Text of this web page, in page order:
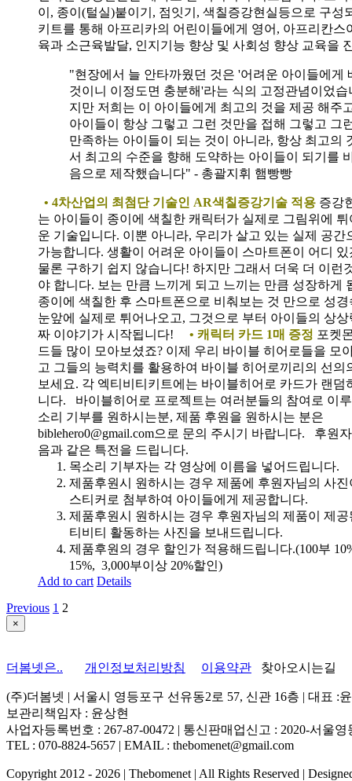
이, 종이(털실)붙이기, 점잇기, 색칠증강현실등으로 구성
키트를 통해 아프리카의 어린이들에게 영어, 아프리칸스
육과 소근육발달, 인지기능 향상 및 사회성 향상 교육을
"현장에서 늘 안타까웠던 것은 '어려운 아이들에게
것이니 이정도면 충분해'라는 식의 고정관념이었습
지만 저희는 이 아이들에게 최고의 것을 제공 해주
아이들이 항상 그렇고 그런 것만을 접해 그렇고 그
만족하는 아이들이 되는 것이 아니라, 항상 최고의
서 최고의 수준을 향해 도약하는 아이들이 되기를
음으로 제작했습니다" - 총괄지휘 햄빵빵
• 4차산업의 최첨단 기술인 AR색칠증강기술 적용 증강
는 아이들이 종이에 색칠한 캐릭터가 실제로 그림위에
운 기술입니다. 이뿐 아니라, 우리가 살고 있는 실제 공간
가능합니다. 생활이 어려운 아이들이 스마트폰이 어디 있
물론 구하기 쉽지 않습니다! 하지만 그래서 더욱 더 이런
야 합니다. 보는 만큼 느끼게 되고 느끼는 만큼 성장하게
종이에 색칠한 후 스마트폰으로 비춰보는 것 만으로 성
눈앞에 실제로 튀어나오고, 그것으로 부터 아이들의 상
짜 이야기가 시작됩니다! • 캐릭터 카드 1매 증정 포켓
드들 많이 모아보셨죠? 이제 우리 바이블 히어로들을 모
고 그들의 능력치를 활용하여 바이블 히어로끼리의 선의
보세요. 각 엑티비티키트에는 바이블히어로 카드가 랜덤
니다. 바이블히어로 프로젝트는 여러분들의 참여로 이
소리 기부를 원하시는분, 제품 후원을 원하시는 분은
biblehero0@gmail.com으로 문의 주시기 바랍니다. 후원
음과 같은 특전을 드립니다.
목소리 기부자는 각 영상에 이름을 넣어드립니다.
제품후원시 원하시는 경우 제품에 후원자님의 사
스티커로 첨부하여 아이들에게 제공합니다.
제품후원시 원하시는 경우 후원자님의 제품이 제
티비티 활동하는 사진을 보내드립니다.
제품후원의 경우 할인가 적용해드립니다.(100부
15%, 3,000부이상 20%할인)
Add to cart Details
Previous 1 2
Close
product
×
더봄넷은.. 개인정보처리방침 이용약관 찾아오시는길
(주)더봄넷 | 서울시 영등포구 선유동2로 57, 신관 16층 | 대표 :
보관리책임자 : 윤상현
사업자등록번호 : 267-87-00472 | 통신판매업신고 : 2020-서울영
TEL : 070-8824-5657 | EMAIL : thebomenet@gmail.com
Copyright 2012 - 2026 | Thebomenet | All Rights Reserved |